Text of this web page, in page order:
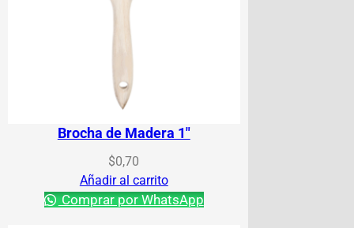
Brocha de Madera 1″
$0,70
Añadir al carrito
Comprar por WhatsApp